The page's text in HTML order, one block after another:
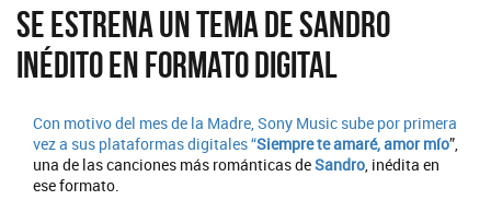
Se estrena un tema de Sandro
inédito en formato digital
Con motivo del mes de la Madre, Sony Music sube por primera
vez a sus plataformas digitales “Siempre te amaré, amor mío”,
una de las canciones más románticas deSandro, inédita en
ese formato.